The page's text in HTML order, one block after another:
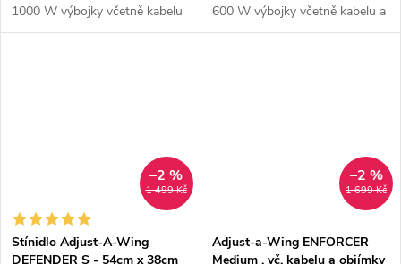
1000 W výbojky včetně kabelu
a konektoru IEC. Materiál:
600 W výbojky včetně kabelu a
konektoru IEC. Materiál: stucco
1 499 Kč
–2 %
Stínidlo Adjust-A-Wing
DEFENDER S - 54cm x 38cm
1 699 Kč
–2 %
Adjust-a-Wing ENFORCER
Medium , vč. kabelu a objímky